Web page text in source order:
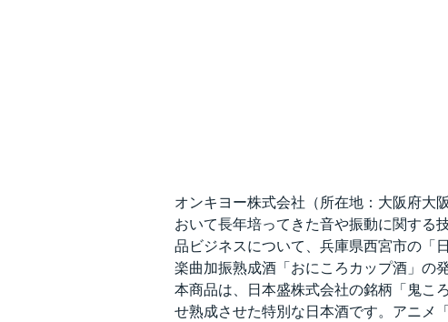
オンキヨー株式会社（所在地：大阪府大
おいて長年培ってきた音や振動に関する
品ビジネスについて、兵庫県西宮市の「
楽曲加振熟成酒「おにころカップ酒」の
本商品は、日本盛株式会社の銘柄「鬼こ
せ熟成させた特別な日本酒です。アニメ